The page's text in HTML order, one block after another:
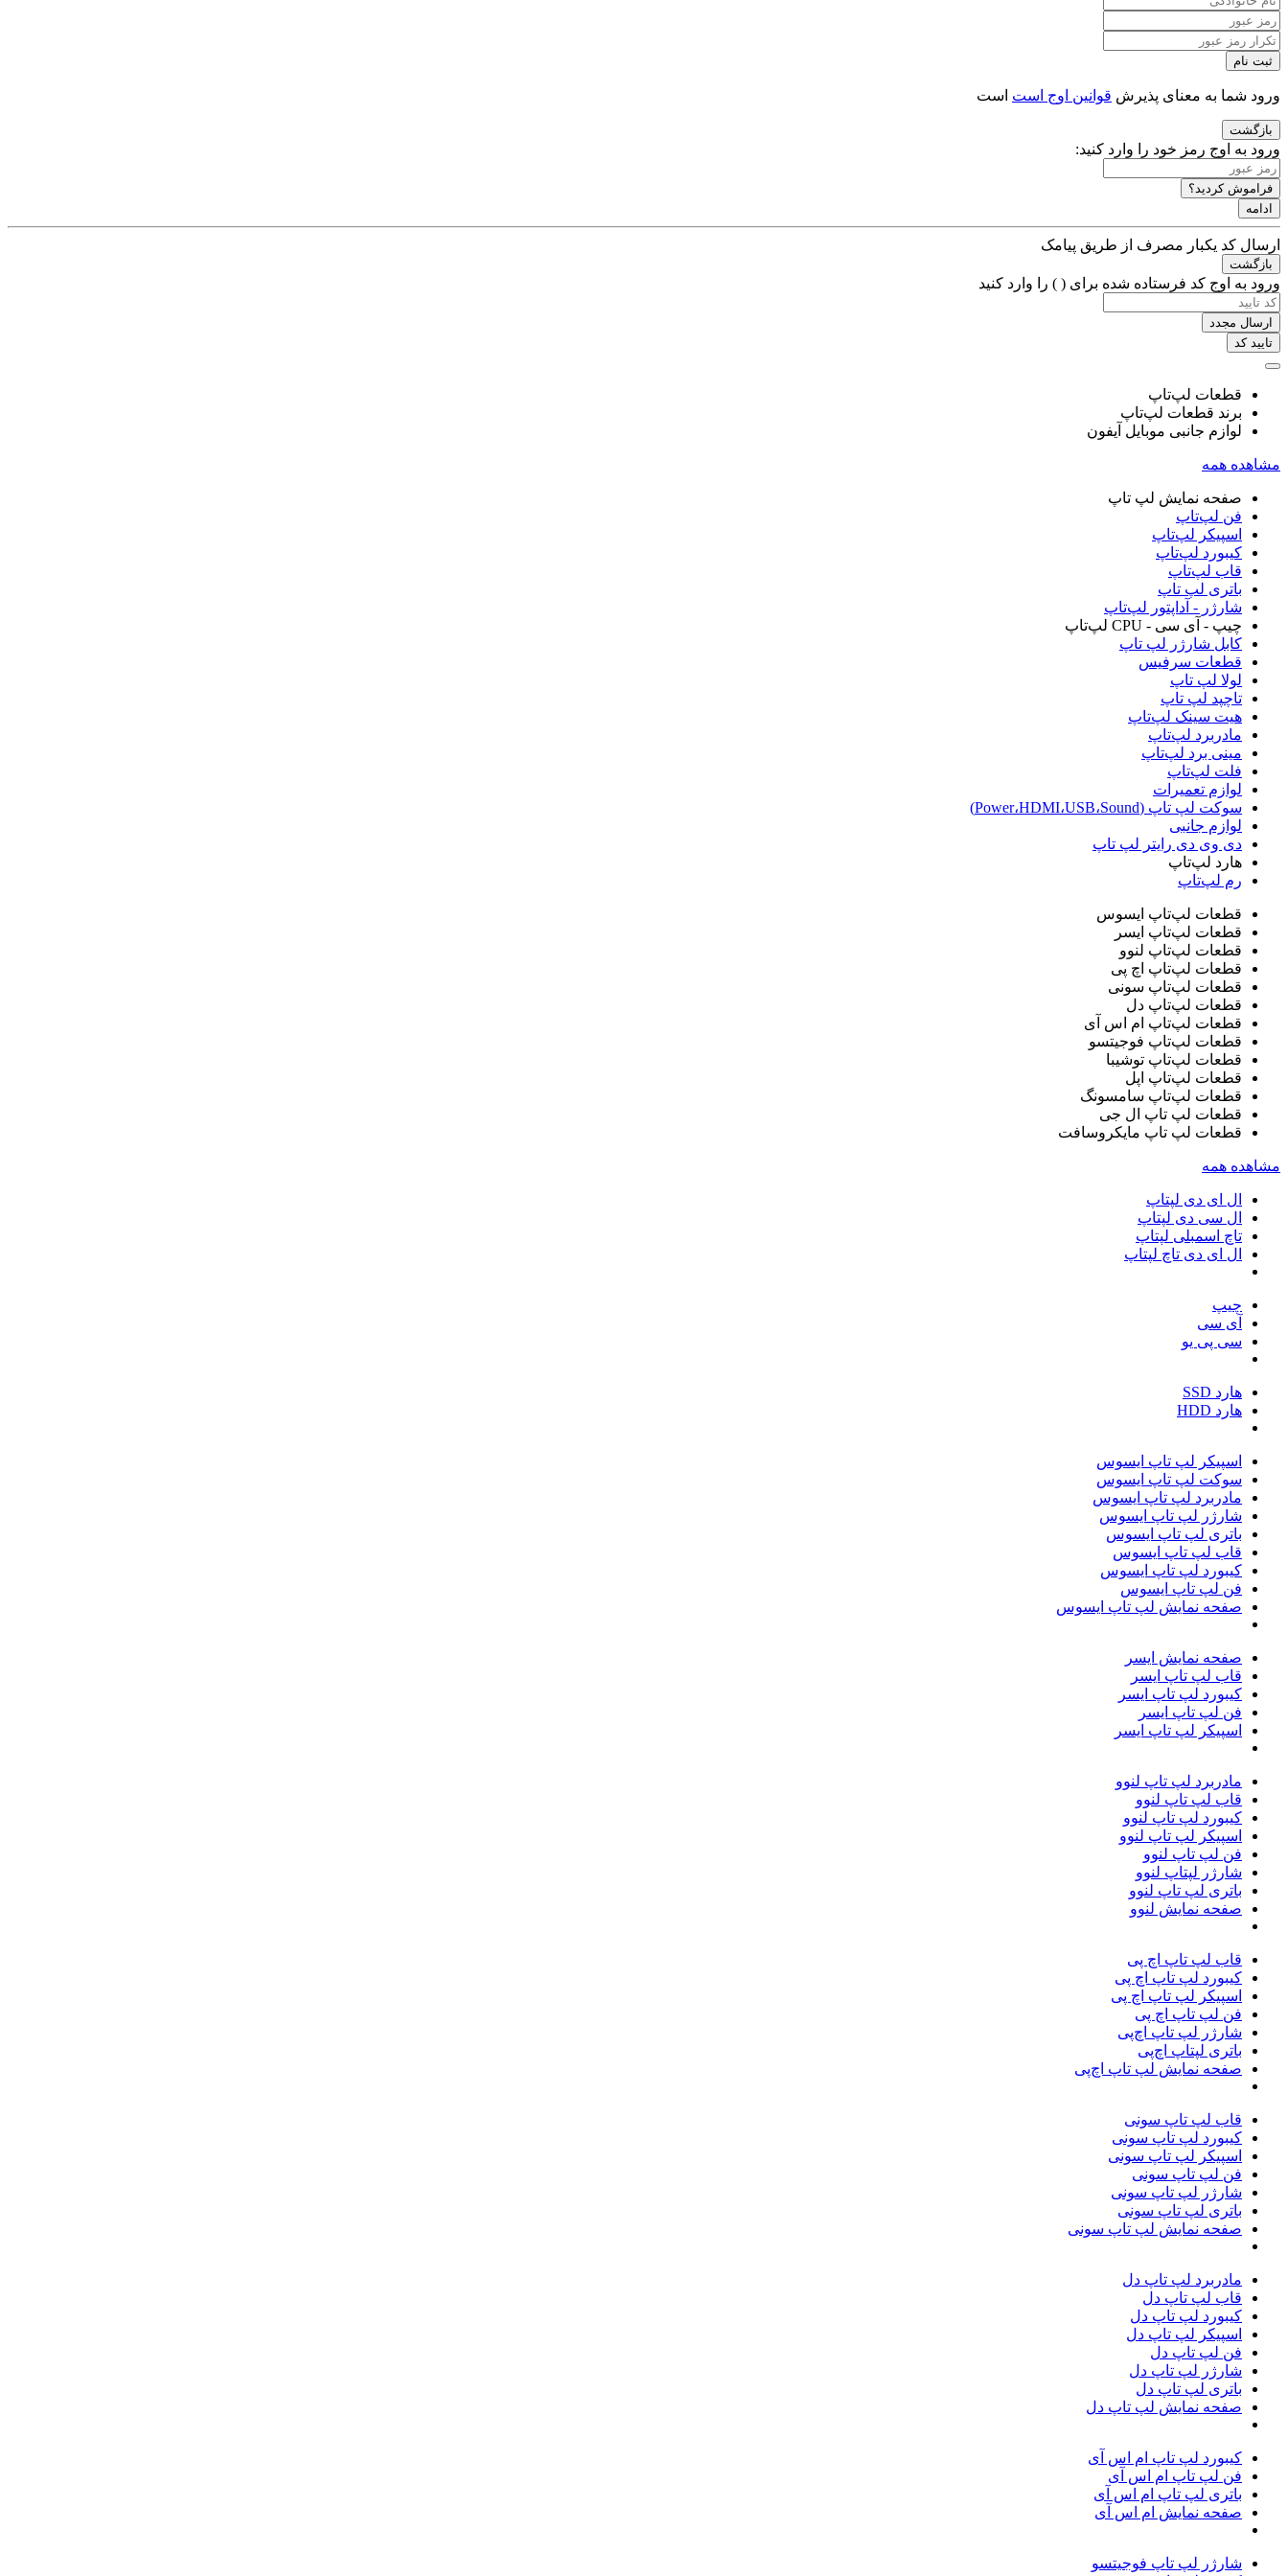
ثبت نام
ورود شما به معنای پذیرش قوانین اوج است است
بازگشت
ورود به اوج رمز خود را وارد کنید:
فراموش کردید؟
ادامه
ارسال کد یکبار مصرف از طریق پیامک
بازگشت
ورود به اوج کد فرستاده شده برای ( ) را وارد کنید
ارسال مجدد
تایید کد
قطعات لپ‌تاپ
برند قطعات لپ‌تاپ
لوازم جانبی موبایل آیفون
مشاهده همه
صفحه نمایش لپ‌ تاپ
فن لپ‌تاپ
اسپیکر لپ‌تاپ
کیبورد لپ‌تاپ
قاب لپ‌تاپ
باتری لپ‌ تاپ
شارژر - آداپتور لپ‌تاپ
چیپ - آی سی - CPU لپ‌تاپ
کابل شارژر لپ تاپ
قطعات سرفیس
لولا لپ‌ تاپ
تاچپد لپ تاپ
هیت سینک لپ‌تاپ
مادربرد لپ‌تاپ
مینی برد لپ‌تاپ
فلت لپ‌تاپ
لوازم تعمیرات
سوکت لپ تاپ (Power،HDMI،USB،Sound)
لوازم جانبی
دی وی دی رایتر لپ‌ تاپ
هارد لپ‌تاپ
رم لپ‌تاپ
قطعات لپ‌تاپ ایسوس
قطعات لپ‌تاپ ایسر
قطعات لپ‌تاپ لنوو
قطعات لپ‌تاپ اچ پی
قطعات لپ‌تاپ سونی
قطعات لپ‌تاپ دل
قطعات لپ‌تاپ ام اس آی
قطعات لپ‌تاپ فوجیتسو
قطعات لپ‌تاپ توشیبا
قطعات لپ‌تاپ اپل
قطعات لپ‌تاپ سامسونگ
قطعات لپ تاپ ال جی
قطعات لپ تاپ مایکروسافت
مشاهده همه
ال ای دی لپتاپ
ال سی دی لپتاپ
تاچ اسمبلی لپتاپ
ال ای دی تاچ لپتاپ
چیپ
آی سی
سی پی یو
هارد SSD
هارد HDD
اسپیکر لپ تاپ ایسوس
سوکت لپ تاپ ایسوس
مادربرد لپ تاپ ایسوس
شارژر لپ تاپ ایسوس
باتری لپ تاپ ایسوس
قاب لپ تاپ ایسوس
کیبورد لپ تاپ ایسوس
فن لپ تاپ ایسوس
صفحه نمایش لپ تاپ ایسوس
صفحه نمایش ایسر
قاب لپ تاپ ایسر
کیبورد لپ تاپ ایسر
فن لپ تاپ ایسر
اسپیکر لپ تاپ ایسر
مادربرد لپ تاپ لنوو
قاب لپ تاپ لنوو
کیبورد لپ تاپ لنوو
اسپیکر لپ تاپ لنوو
فن لپ تاپ لنوو
شارژر لپتاپ لنوو
باتری لپ تاپ لنوو
صفحه نمایش لنوو
قاب لپ تاپ اچ پی
کیبورد لپ تاپ اچ پی
اسپیکر لپ تاپ اچ پی
فن لپ تاپ اچ پی
شارژر لپ تاپ اچ‌پی
باتری لپتاپ اچ‌پی
صفحه نمایش لپ تاپ اچ‌پی
قاب لپ تاپ سونی
کیبورد لپ تاپ سونی
اسپیکر لپ تاپ سونی
فن لپ تاپ سونی
شارژر لپ تاپ سونی
باتری لپ تاپ سونی
صفحه نمایش لپ تاپ سونی
مادربرد لپ تاپ دل
قاب لپ تاپ دل
کیبورد لپ تاپ دل
اسپیکر لپ تاپ دل
فن لپ تاپ دل
شارژر لپ تاپ دل
باتری لپ تاپ دل
صفحه نمایش لپ تاپ دل
کیبورد لپ تاپ ام اس آی
فن لپ تاپ ام اس آی
باتری لپ تاپ ام‌ اس‌ آی
صفحه نمایش ام اس آی
شارژر لپ تاپ فوجیتسو